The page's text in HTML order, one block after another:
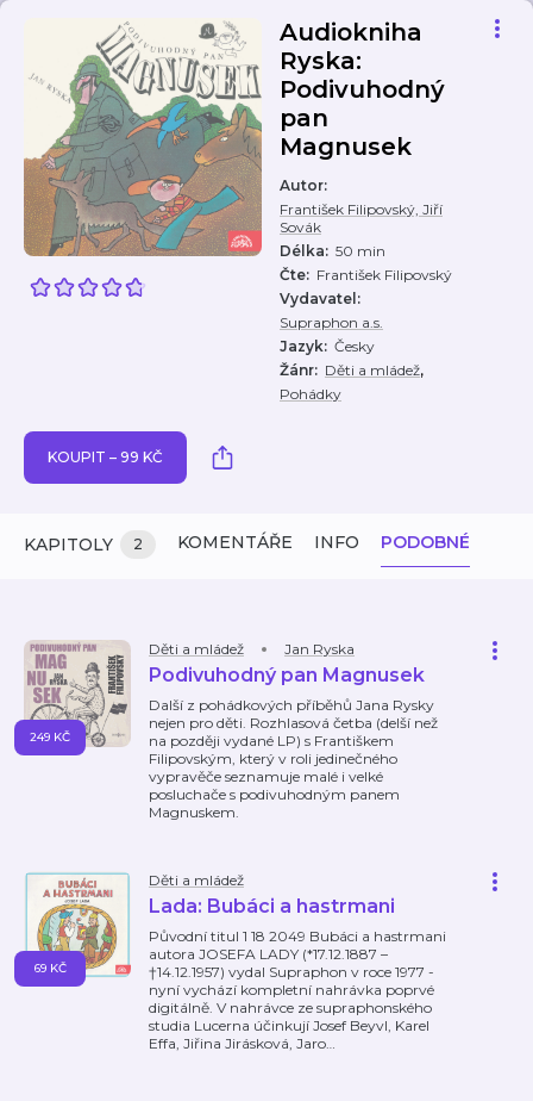
Audiokniha
Ryska:
Podivuhodný
pan
Magnusek
Autor:
František Filipovský, Jiří
Sovák
Délka: 50 min
Čte: František Filipovský
Vydavatel :
Supraphon a.s.
Jazyk: Česky
Žánr: Děti a mládež,
Pohádky
KOUPIT – 99 KČ
KAPITOLY 2 KOMENTÁŘE INFO PODOBNÉ
Děti a mládež Jan Ryska
Podivuhodný pan Magnusek
Další z pohádkových příběhů Jana Rysky
nejen pro děti. Rozhlasová četba (delší než
na později vydané LP) s Františkem
Filipovským, který v roli jedinečného
vypravěče seznamuje malé i velké
posluchače s podivuhodným panem
Magnuskem.
249 KČ
Děti a mládež
Lada: Bubáci a hastrmani
Původní titul 1 18 2049 Bubáci a hastrmani
autora JOSEFA LADY (*17.12.1887 –
†14.12.1957) vydal Supraphon v roce 1977 -
nyní vychází kompletní nahrávka poprvé
digitálně. V nahrávce ze supraphonského
studia Lucerna účinkují Josef Beyvl, Karel
Effa, Jiřina Jirásková, Jaro…
69 KČ